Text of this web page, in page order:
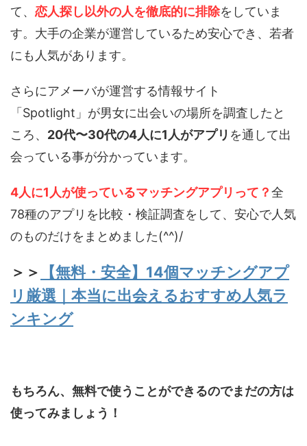
て、 恋人探し以外の人を徹底的に排除をしていま
す。大手の企業が運営しているため安心でき、若者
にも人気があります。
さらにアメーバが運営する情報サイト
「Spotlight」が男女に出会いの場所を調査したと
ころ、 20代〜30代の4人に1人がアプリ を通して出
会っている事が分かっています。
4人に1人が使っているマッチングアプリって？全
78種のアプリを比較・検証調査をして、安心で人気
のものだけをまとめました(^^)/
＞＞
【無料・安全】14個マッチングアプ
リ厳選｜本当に出会えるおすすめ人気ラ
ンキング
もちろん、無料で使うことができるのでまだの方は
使ってみましょう！